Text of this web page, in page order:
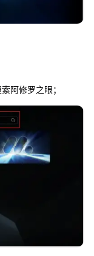
阿修罗之眼；